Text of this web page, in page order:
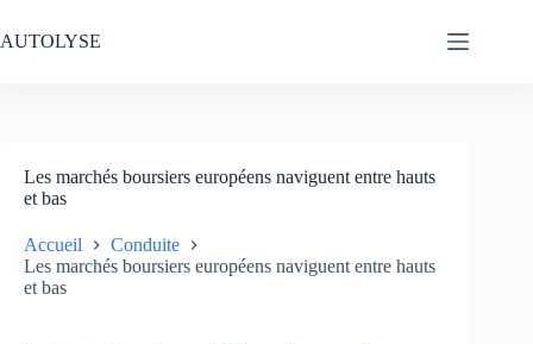
au
contenu
AUTOLYSE
Les marchés boursiers européens naviguent entre hauts
et bas
Accueil
Conduite
Les marchés boursiers européens naviguent entre hauts
et bas